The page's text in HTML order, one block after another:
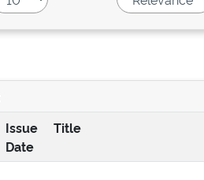
Issue
Date
Title